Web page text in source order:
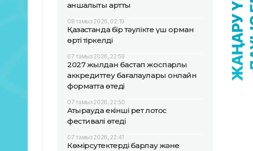
қаншалықты артты
08 тамыз 2026, 02:19
Қазақстанда бір тәулікте үш орман
өрті тіркелді
07 тамыз 2026, 22:59
2027 жылдан бастап жоспарлы
аккредиттеу бағалаулары онлайн
форматта өтеді
07 тамыз 2026, 22:50
Атырауда екінші рет лотос
фестивалі өтеді
07 тамыз 2026, 22:41
Көмірсутектерді барлау және